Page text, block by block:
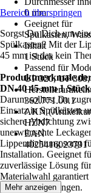
0 mm
Geeignet für
Spülkasten,
Inhalt
1 Stück
Passend für
UP 320, UP
362.771.00.1
AKN
HZN7
EAN
4025416023791
Bereich überspringen
Sorgst Du Dich um
Spülkasten? Mit der
45 mm ist das kein
Produktmerkmale
DN 40 45 mm 1 Stück
Darum solltest Du
Einsatz in Spülkästen
sichere Abdichtung
unerwünschte
Lippendichtung sorgt
Installation. Geeignet
zuverlässige Lösung
Materialwahl
Wassereinwirkungen.
Mehr anzeigen